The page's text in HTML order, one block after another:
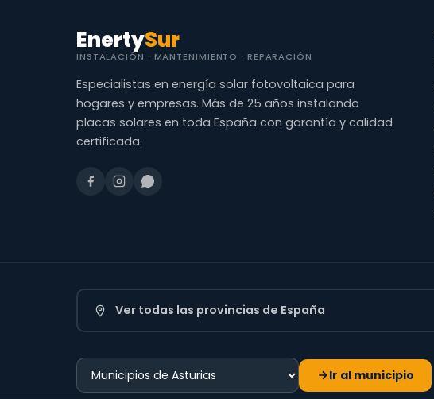
EnertySur
INSTALACIÓN · MANTENIMIENTO · REPARACIÓN
Especialistas en energía solar fotovoltaica para
hogares y empresas. Más de 25 años instalando
placas solares en toda España con garantía y calidad
certificada.
Ver todas las provincias de España
Ir al municipio